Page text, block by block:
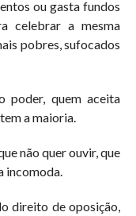
ou gasta fundos
celebrar a mesma
pobres, sufocados
poder, quem aceita
a maioria.
não quer ouvir, que
incomoda.
direito de oposição,